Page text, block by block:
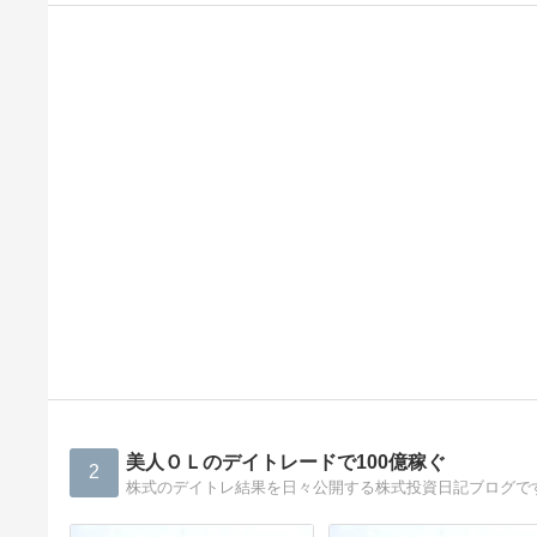
2 美人ＯＬのデイトレードで100億稼ぐ
株式のデイトレ結果を日々公開する株式投資日記ブログで